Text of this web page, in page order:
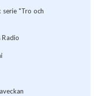
"Tro och
Radio